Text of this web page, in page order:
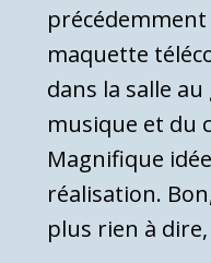
maquette
dans la salle
musique et du
Magnifique
réalisation.
plus rien à